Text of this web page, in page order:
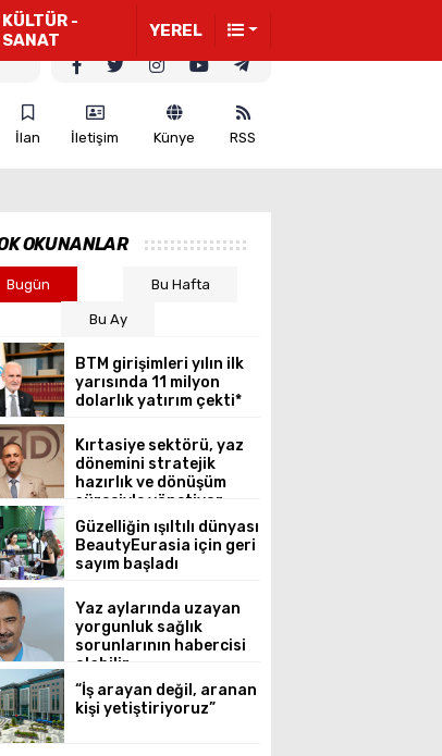
KÜLTÜR -
SANAT
YEREL
İlan İletişim Künye RSS
OKUNANLAR
Bugün Bu Hafta
Bu Ay
BTM girişimleri yılın ilk
yarısında 11 milyon
dolarlık yatırım çekti*
Kırtasiye sektörü, yaz
dönemini stratejik
hazırlık ve dönüşüm
süreciyle yönetiyor
Güzelliğin ışıltılı dünyası
BeautyEurasia için geri
sayım başladı
Yaz aylarında uzayan
yorgunluk sağlık
sorunlarının habercisi
olabilir
“İş arayan değil, aranan
kişi yetiştiriyoruz”